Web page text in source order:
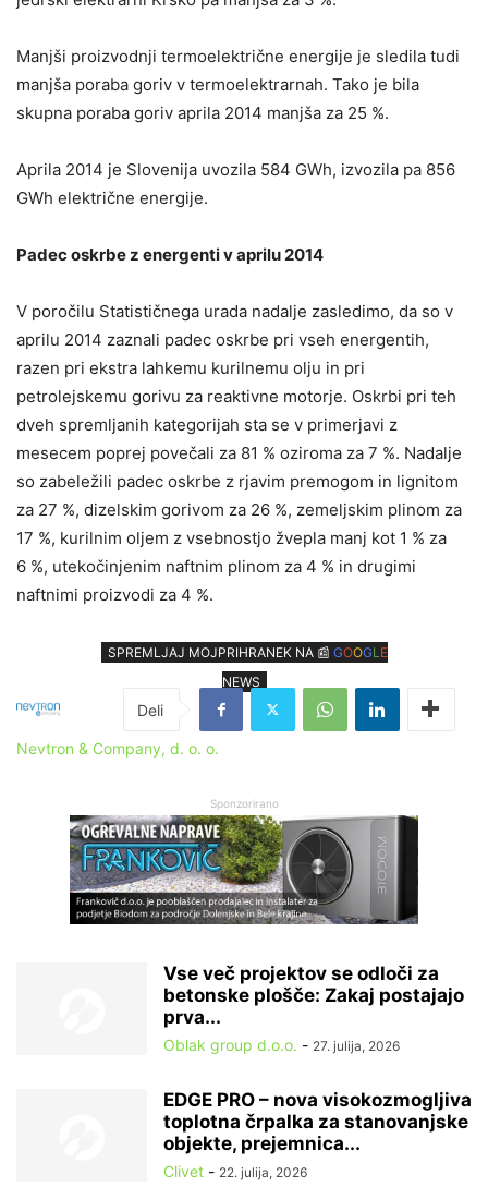
Manjši proizvodnji termoelektrične energije je sledila tudi
manjša poraba goriv v termoelektrarnah. Tako je bila
skupna poraba goriv aprila 2014 manjša za 25 %.
Aprila 2014 je Slovenija uvozila 584 GWh, izvozila pa 856
GWh električne energije.
Padec oskrbe z energenti v aprilu 2014
V poročilu Statističnega urada nadalje zasledimo, da so v
aprilu 2014 zaznali padec oskrbe pri vseh energentih,
razen pri ekstra lahkemu kurilnemu olju in pri
petrolejskemu gorivu za reaktivne motorje. Oskrbi pri teh
dveh spremljanih kategorijah sta se v primerjavi z
mesecem poprej povečali za 81 % oziroma za 7 %. Nadalje
so zabeležili padec oskrbe z rjavim premogom in lignitom
za 27 %, dizelskim gorivom za 26 %, zemeljskim plinom za
17 %, kurilnim oljem z vsebnostjo žvepla manj kot 1 % za
6 %, utekočinjenim naftnim plinom za 4 % in drugimi
naftnimi proizvodi za 4 %.
SPREMLJAJ MOJPRIHRANEK NA 📰 GOOGL E
NEWS
Nevtron & Company, d. o. o.
Sponzorirano
Vse več projektov se odloči za
betonske plošče: Zakaj postajajo
prva...
Oblak group d.o.o. - 27. julija, 2026
EDGE PRO – nova visokozmogljiva
toplotna črpalka za stanovanjske
objekte, prejemnica...
Clivet - 22. julija, 2026